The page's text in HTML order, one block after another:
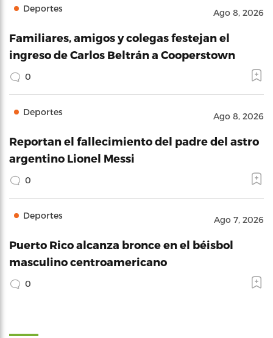
Deportes Ago 8, 2026
Familiares, amigos y colegas festejan el
ingreso de Carlos Beltrán a Cooperstown
0
Deportes Ago 8, 2026
Reportan el fallecimiento del padre del astro
argentino Lionel Messi
0
Deportes Ago 7, 2026
Puerto Rico alcanza bronce en el béisbol
masculino centroamericano
0